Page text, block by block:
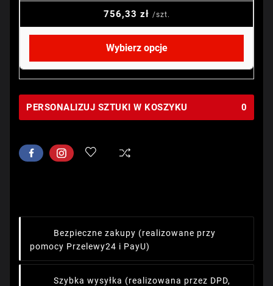
756,33 zł /szt.
Wybierz opcje
PERSONALIZUJ SZTUKI W KOSZYKU 0
Bezpieczne zakupy (realizowane przy
pomocy Przelewy24 i PayU)
Szybka wysyłka (realizowana przez DPD,